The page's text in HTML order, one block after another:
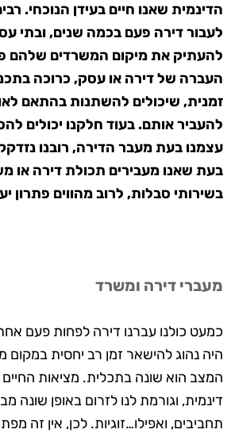
הדינמית שאנו חיים בעידן הנוכחי.
לעבור דירה פעם בכמה שנים, ובתי
להעתיק את מיקום המשרדים שלהם
העברה של דירה או עסק, כרוכה
זמנית, שיכולים להשתנות בהתאם
להעביר אותם. בעוד חלקנו יכולים
עצמנו בעת מעבר הדירה, רובנו
בעת שאנו מעבירים תכולת דירה או
בשירותי סבלות, לרוב מהווים פתרון
מעברי דירה ומשרד
כמעט כולנו עברנו דירה לפחות פעם
היה נהוג להישאר זמן רב יחסית במקום
המצב הוא שונה בתכלית. מציאות
דינמית, וגורמת לנו לזרום באופן שונה
תחביבים, ואפילו…זוגיות. לכן, אין זה